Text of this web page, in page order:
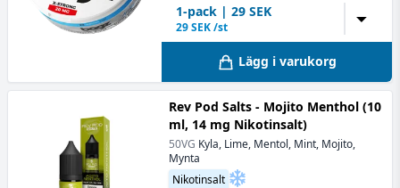
1-pack | 29 SEK
29SEK /st
▼
Lägg i varukorg
Rev Pod Salts - Mojito Menthol (10
ml, 14 mg Nikotinsalt)
50VG Kyla, Lime, Mentol, Mint, Mojito,
Mynta
Nikotinsalt